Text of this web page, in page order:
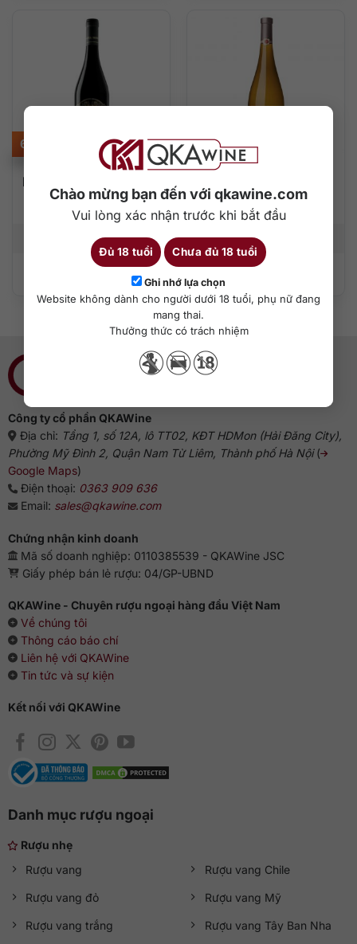
Chào mừng bạn đến với qkawine.com
Vui lòng xác nhận trước khi bắt đầu
Đủ 18 tuổi Chưa đủ 18 tuổi
Ghi nhớ lựa chọn
Website không dành cho người dưới 18 tuổi, phụ nữ đang
mang thai.
Thưởng thức có trách nhiệm
Maschera Rosso delle
Venezie
620.000
13%
Thêm vào giỏ hàng
Grand Cru
Schoenenbourg
2.800.000
750 ml
Công ty cổ phần QKAWine
Địa chỉ: Tầng 1, số 12A, lô TT02, KĐT HDMon (Hải Đăng City),
Phường Mỹ Đình 2, Quận Nam Từ Liêm, Thành phố Hà Nội(
Google Maps)
Điện thoại: 0363 909 636
Email: sales@qkawine.com
Chứng nhận kinh doanh
Mã số doanh nghiệp: 0110385539 - QKAWine JSC
Giấy phép bán lẻ rượu: 04/GP-UBND
QKAWine - Chuyên rượu ngoại hàng đầu Việt Nam
Về chúng tôi
Thông cáo báo chí
Liên hệ với QKAWine
Tin tức và sự kiện
Kết nối với QKAWine
Danh mục rượu ngoại
Rượu nhẹ
Rượu vang
Rượu vang đỏ
Rượu vang trắng
Rượu vang Chile
Rượu vang Mỹ
Rượu vang Tây Ban Nha